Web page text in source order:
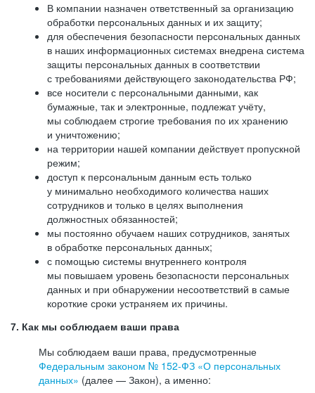
В компании назначен ответственный за организацию
обработки персональных данных и их защиту;
для обеспечения безопасности персональных данных
в наших информационных системах внедрена система
защиты персональных данных в соответствии
с требованиями действующего законодательства РФ;
все носители с персональными данными, как
бумажные, так и электронные, подлежат учёту,
мы соблюдаем строгие требования по их хранению
и уничтожению;
на территории нашей компании действует пропускной
режим;
доступ к персональным данным есть только
у минимально необходимого количества наших
сотрудников и только в целях выполнения
должностных обязанностей;
мы постоянно обучаем наших сотрудников, занятых
в обработке персональных данных;
с помощью системы внутреннего контроля
мы повышаем уровень безопасности персональных
данных и при обнаружении несоответствий в самые
короткие сроки устраняем их причины.
7. Как мы соблюдаем ваши права
Мы соблюдаем ваши права, предусмотренные
Федеральным законом № 152-ФЗ «О персональных
данных» (далее — Закон), а именно: